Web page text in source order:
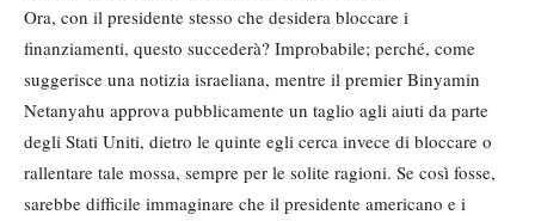
Ora, con il presidente stesso che desidera bloccare i
finanziamenti, questo succederà? Improbabile; perché, come
suggerisce una notizia israeliana, mentre il premier Binyamin
Netanyahu approva pubblicamente un taglio agli aiuti da parte
degli Stati Uniti, dietro le quinte egli cerca invece di bloccare o
rallentare tale mossa, sempre per le solite ragioni. Se così fosse,
sarebbe difficile immaginare che il presidente americano e i